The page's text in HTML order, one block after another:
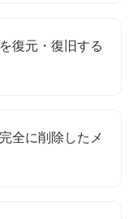
復元・復旧する
全に削除したメ